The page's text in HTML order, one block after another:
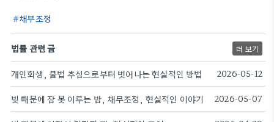
채무조정
법률 관련 글 더 보기
개인회생, 불법 추심으로부터 벗어나는 현실적인 방법 2026-05-12
빚 때문에 잠 못 이루는 밤, 채무조정, 현실적인 이야기 2026-05-07